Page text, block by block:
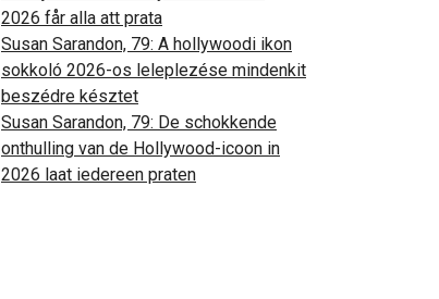
2026 får alla att prata
Susan Sarandon, 79: A hollywoodi ikon
sokkoló 2026-os leleplezése mindenkit
beszédre késztet
Susan Sarandon, 79: De schokkende
onthulling van de Hollywood-icoon in
2026 laat iedereen praten